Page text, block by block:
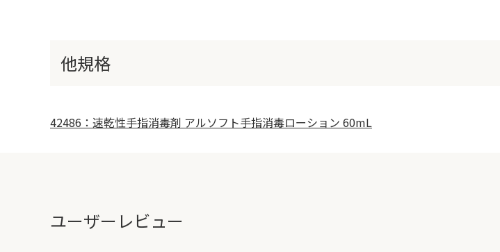
他規格
42486：速乾性手指消毒剤 アルソフト手指消毒ローション 60mL
ユーザーレビュー